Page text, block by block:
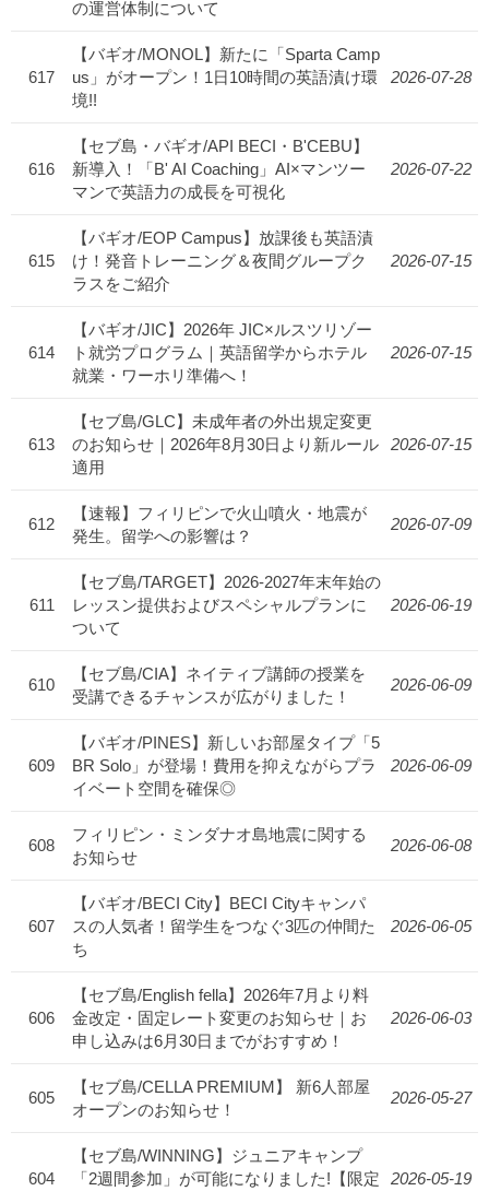
の運営体制について
617
【バギオ/MONOL】新たに「Sparta Camp
us」がオープン！1日10時間の英語漬け環
境!!
2026-07-28
616
【セブ島・バギオ/API BECI・B'CEBU】
新導入！「B' AI Coaching」AI×マンツー
マンで英語力の成長を可視化
2026-07-22
615
【バギオ/EOP Campus】放課後も英語漬
け！発音トレーニング＆夜間グループク
ラスをご紹介
2026-07-15
614
【バギオ/JIC】2026年 JIC×ルスツリゾー
ト就労プログラム｜英語留学からホテル
就業・ワーホリ準備へ！
2026-07-15
613
【セブ島/GLC】未成年者の外出規定変更
のお知らせ｜2026年8月30日より新ルール
適用
2026-07-15
612
【速報】フィリピンで火山噴火・地震が
発生。留学への影響は？
2026-07-09
611
【セブ島/TARGET】2026-2027年末年始の
レッスン提供およびスペシャルプランに
ついて
2026-06-19
610
【セブ島/CIA】ネイティブ講師の授業を
受講できるチャンスが広がりました！
2026-06-09
609
【バギオ/PINES】新しいお部屋タイプ「5
BR Solo」が登場！費用を抑えながらプラ
イベート空間を確保◎
2026-06-09
608
フィリピン・ミンダナオ島地震に関する
お知らせ
2026-06-08
607
【バギオ/BECI City】BECI Cityキャンパ
スの人気者！留学生をつなぐ3匹の仲間た
ち
2026-06-05
606
【セブ島/English fella】2026年7月より料
金改定・固定レート変更のお知らせ｜お
申し込みは6月30日までがおすすめ！
2026-06-03
605
【セブ島/CELLA PREMIUM】 新6人部屋
オープンのお知らせ！
2026-05-27
604
【セブ島/WINNING】ジュニアキャンプ
「2週間参加」が可能になりました!【限定
2026-05-19